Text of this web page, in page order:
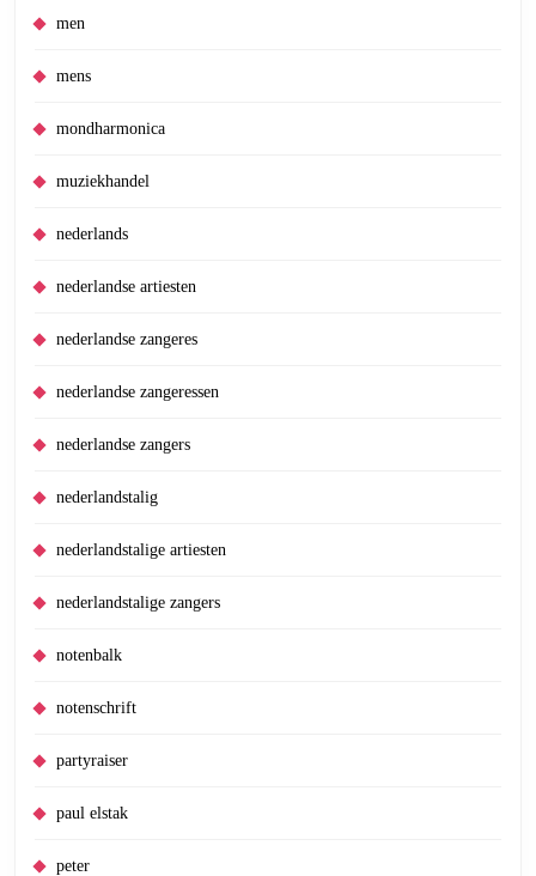
men
mens
mondharmonica
muziekhandel
nederlands
nederlandse artiesten
nederlandse zangeres
nederlandse zangeressen
nederlandse zangers
nederlandstalig
nederlandstalige artiesten
nederlandstalige zangers
notenbalk
notenschrift
partyraiser
paul elstak
peter